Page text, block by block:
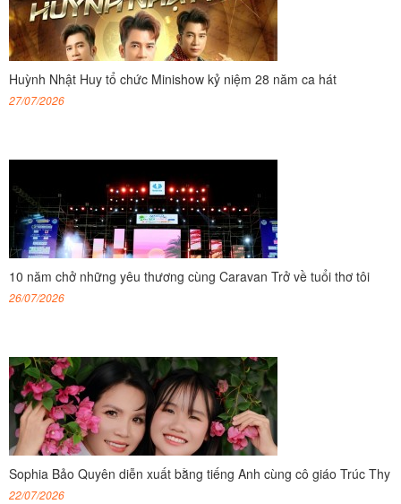
Huỳnh Nhật Huy tổ chức Minishow kỷ niệm 28 năm ca hát
27/07/2026
10 năm chở những yêu thương cùng Caravan Trở về tuổi thơ tôi
26/07/2026
Sophia Bảo Quyên diễn xuất bằng tiếng Anh cùng cô giáo Trúc Thy
22/07/2026